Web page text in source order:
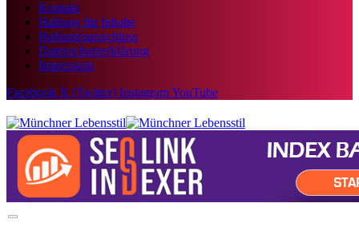
Kontakt
Haftung für Inhalte
Haftungsausschluss
Datenschutzerklärung
Impressum
Facebook X (Twitter) InstagramYouTube